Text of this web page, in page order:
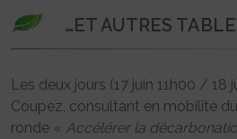
…ET AUTRES
Les deux jours (17 juin 11h00 / 18
Coupez, consultant en mobilité
ronde « Accélérer la